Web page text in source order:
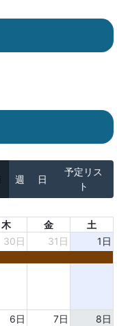
週 日
予定リス
ト
木 金
土
30日 31日 1日
6日 7日 8日